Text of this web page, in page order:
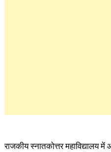
राजकीय स्नातकोत्तर महाविद्यालय